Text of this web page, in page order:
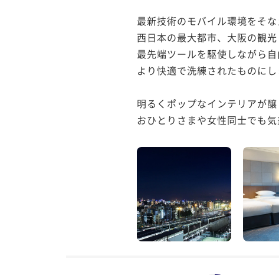
最新技術のモバイル環境をそな
西日本の最大都市、大阪の観光
最先端ツールを駆使しながら
より快適で洗練されたものにし
明るくポップなインテリアが
おひとりさまや女性同士でも